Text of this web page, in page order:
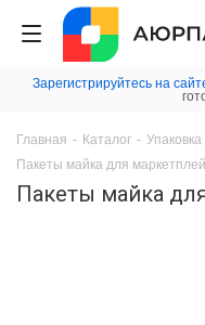
Зарегистрируйтесь на
Главная - Каталог -
Пакеты майка для
Пакеты майка